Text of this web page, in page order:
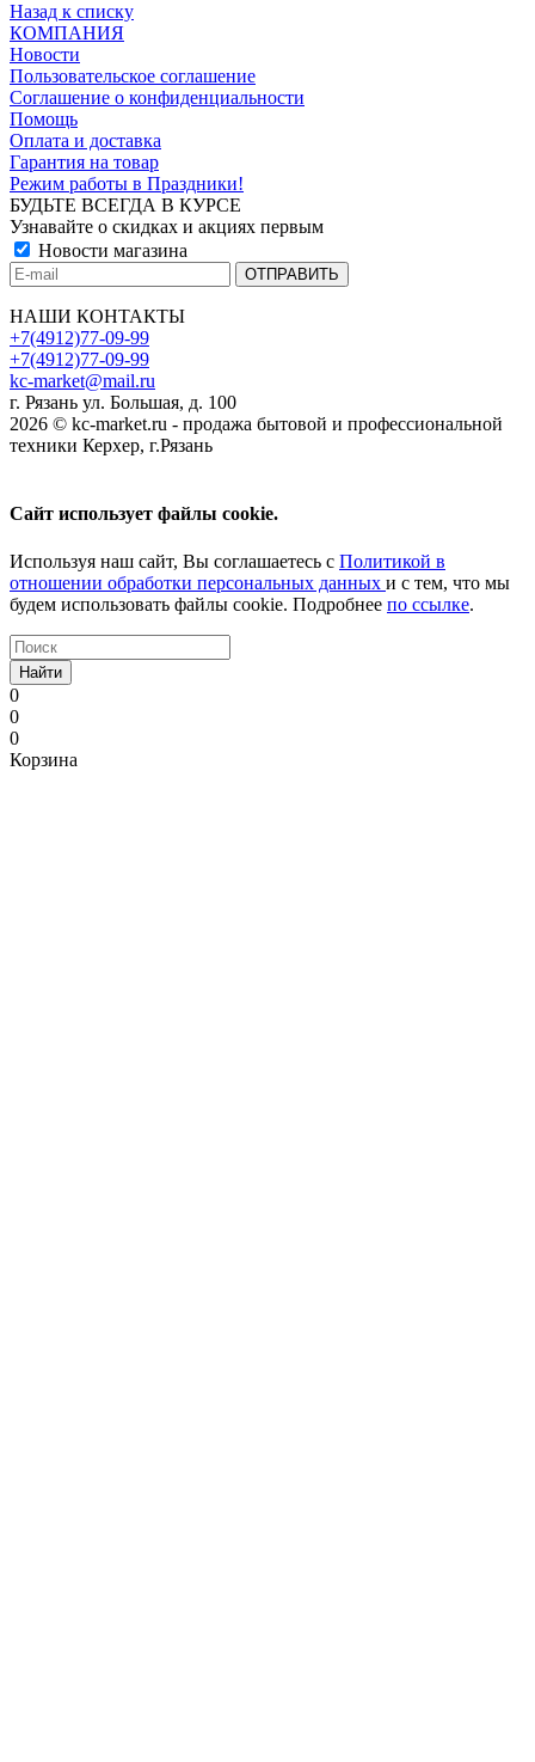
Назад к списку
КОМПАНИЯ
Новости
Пользовательское соглашение
Соглашение о конфиденциальности
Помощь
Оплата и доставка
Гарантия на товар
Режим работы в Праздники!
БУДЬТЕ ВСЕГДА В КУРСЕ
Узнавайте о скидках и акциях первым
Новости магазина
НАШИ КОНТАКТЫ
+7(4912)77-09-99
+7(4912)77-09-99
kc-market@mail.ru
г. Рязань ул. Большая, д. 100
2026 © kc-market.ru - продажа бытовой и профессиональной
техники Керхер, г.Рязань
Сайт использует файлы cookie.
Используя наш сайт, Вы соглашаетесь с Политикой в
отношении обработки персональных данных и с тем, что мы
будем использовать файлы cookie. Подробнее по ссылке.
Найти
0
0
0
Корзина